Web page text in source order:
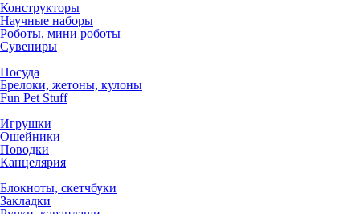
Конструкторы
Научные наборы
Роботы, мини роботы
Сувениры
Посуда
Брелоки, жетоны, кулоны
Fun Pet Stuff
Игрушки
Ошейники
Поводки
Канцелярия
Блокноты, скетчбуки
Закладки